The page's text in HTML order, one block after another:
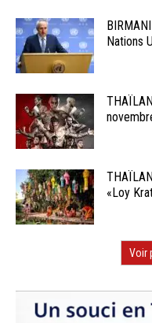
Nations
«Loy
Voir